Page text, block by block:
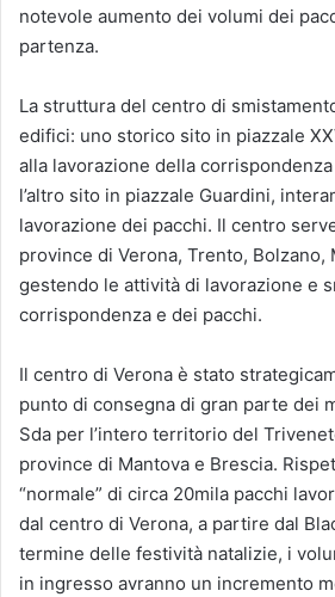
notevole aumento dei volumi dei
partenza.
La struttura del centro di
edifici: uno storico sito in piazzale
alla lavorazione della corrispondenza
l’altro sito in piazzale Guardini,
lavorazione dei pacchi. Il centro
province di Verona, Trento, Bolzano,
gestendo le attività di lavorazione e
corrispondenza e dei pacchi.
Il centro di Verona è stato
punto di consegna di gran parte dei
Sda per l’intero territorio del
province di Mantova e Brescia.
“normale” di circa 20mila pacchi
dal centro di Verona, a partire dal
termine delle festività natalizie, i
in ingresso avranno un incremento